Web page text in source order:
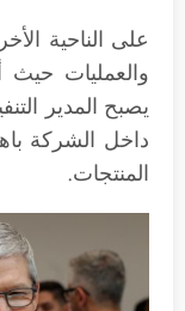
على الناحية
والعمليات
يصبح المدير
داخل الشركة
المنتجات.